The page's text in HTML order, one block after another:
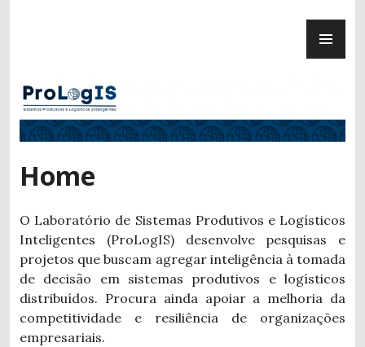
Home
O Laboratório de Sistemas Produtivos e Logísticos
Inteligentes (ProLogIS) desenvolve pesquisas e
projetos que buscam agregar inteligência à tomada
de decisão em sistemas produtivos e logísticos
distribuídos. Procura ainda apoiar a melhoria da
competitividade e resiliência de organizações
empresariais.